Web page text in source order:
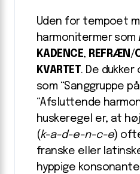
Uden for tempoet
harmonitermer som
KADENCE, REFRÆN /
KVARTET. De dukker
som “Sanggruppe
“Afsluttende
huskeregel er, at
(k-a-d-e-n-c-e)
franske eller
hyppige